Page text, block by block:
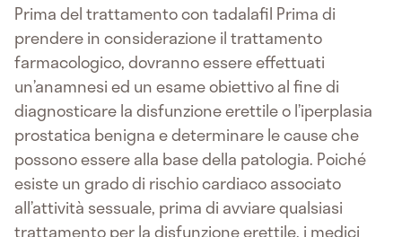
Prima del trattamento con tadalafil Prima di
prendere in considerazione il trattamento
farmacologico, dovranno essere effettuati
un’anamnesi ed un esame obiettivo al fine di
diagnosticare la disfunzione erettile o l’iperplasia
prostatica benigna e determinare le cause che
possono essere alla base della patologia. Poiché
esiste un grado di rischio cardiaco associato
all’attività sessuale, prima di avviare qualsiasi
trattamento per la disfunzione erettile, i medici